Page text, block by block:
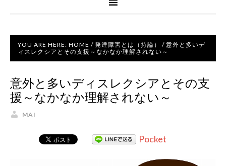
YOU ARE HERE: HOME / 発達障害とは（持論） / 意外と多いデ
ィスレクシアとその支援～なかなか理解されない～
意外と多いディスレクシアとその支
援～なかなか理解されない～
MAI
Pocket